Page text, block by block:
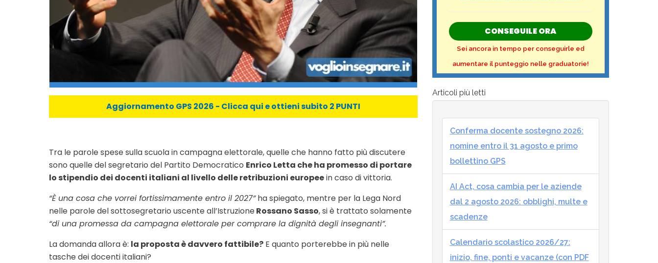
Aggiornamento GPS 2026 - Clicca qui e ottieni subito 2 PUNTI
Tra le parole spese sulla scuola in campagna elettorale, quelle che hanno fatto più discutere
sono quelle del segretario del Partito Democratico Enrico Letta che ha promesso di portare
lo stipendio dei docenti italiani al livello delle retribuzioni europeein caso di vittoria.
“È una cosa che vorrei fortissimamente entro il 2027”ha spiegato, mentre per la Lega Nord
nelle parole del sottosegretario uscente all’IstruzioneRossano Sasso, si è trattato solamente
“di una promessa da campagna elettorale per comprare la dignità degli insegnanti”.
La domanda allora è: la proposta è davvero fattibile? E quanto porterebbe in più nelle
tasche dei docenti italiani?
CONSEGUILE ORA
Sei ancora in tempo per conseguirle ed
aumentare il punteggio nelle graduatorie!
Articoli più letti
Conferma docente sostegno 2026:
nomine entro il 31 agosto e primo
bollettino GPS
AI Act, cosa cambia per le aziende
dal 2 agosto 2026: obblighi, multe e
scadenze
Calendario scolastico 2026/27:
inizio, fine, ponti e vacanze (con PDF